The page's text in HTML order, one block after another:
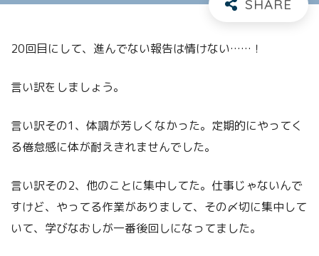
20回目にして、進んでない報告は情けない……！
言い訳をしましょう。
言い訳その1、体調が芳しくなかった。定期的にやってく
る倦怠感に体が耐えきれませんでした。
言い訳その2、他のことに集中してた。仕事じゃないんで
すけど、やってる作業がありまして、その〆切に集中して
いて、学びなおしが一番後回しになってました。